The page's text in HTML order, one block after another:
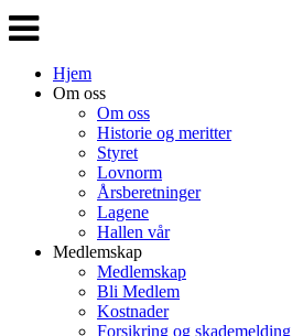
Veksle
navigasjon
Hjem
Om oss
Om oss
Historie og meritter
Styret
Lovnorm
Årsberetninger
Lagene
Hallen vår
Medlemskap
Medlemskap
Bli Medlem
Kostnader
Forsikring og skademelding